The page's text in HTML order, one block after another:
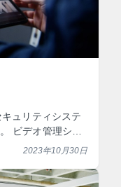
ュリティシステ
ビデオ管理シス
メラの台数、サ
2023年10月30日